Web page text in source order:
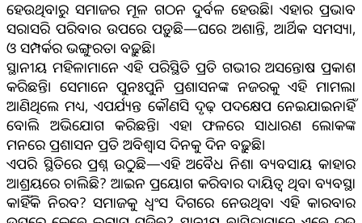
ହେଉଥିବାରୁ ସମାଜର ମୂଳ ଗଠନ ଦୁର୍ବଳ ହେଉଛି। ଏହାର ପ୍ରଭାବ
ସରାସରି ପରିବାର ଉପରେ ପଡ଼ୁଛି—ଘରେ ଅଶାନ୍ତି, ଆର୍ଥିକ ସମସ୍ୟା,
ଓ ସମ୍ପର୍କର ଭଙ୍ଗୁରତା ବଢ଼ୁଛି।
ସ୍ଥାନୀୟ ମହିଳାମାନେ ଏହି ପରିସ୍ଥିତି ପ୍ରତି ଗଭୀର ଅସନ୍ତୋଷ ପ୍ରକାଶ
କରିଛନ୍ତି। ସେମାନେ ପୁନଃପୁନି ପ୍ରଶାସନଙ୍କ ନଜରକୁ ଏହି ମାମଲା
ଆଣିଥିଲେ ମଧ୍ୟ, ଏପର୍ଯ୍ୟନ୍ତ କୌଣସି ଦୃଢ଼ ପଦକ୍ଷେପ ନେଇଯାଇନାହିଁ
ବୋଲି ଅଭିଯୋଗ କରିଛନ୍ତି। ଏହା ଫଳରେ ସାଧାରଣ ଲୋକଙ୍କ
ମନରେ ପ୍ରଶାସନ ପ୍ରତି ଅବିଶ୍ୱାସ ଦିନକୁ ଦିନ ବଢ଼ୁଛି।
ଏପରି ସ୍ଥିତିରେ ପ୍ରଶ୍ନ ଉଠୁଛି—ଏହି ଅବୈଧ ନିଶା ବ୍ୟବସାୟ କାହାର
ଆଶ୍ରୟରେ ଚାଲିଛି? ଆଇନ ପ୍ରୟୋଗ କରିବାର ଦାୟିତ୍ୱ ଥିବା ବ୍ୟବସ୍ଥା
କାହିଁକି ନିରବ? ସମାଜକୁ ଧ୍ୱଂସ ଦିଗରେ ନେଉଥିବା ଏହି କାରବାର